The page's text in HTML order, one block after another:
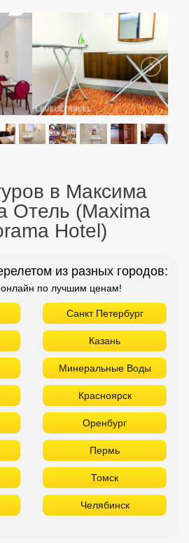
в Максима
Отель (Maxima
Hotel)
из разных городов:
онлайн по лучшим ценам!
Санкт Петербург
Казань
Минеральные Воды
Красноярск
Оренбург
Пермь
Томск
Челябинск